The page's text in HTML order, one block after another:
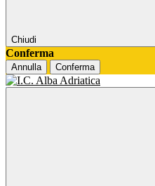
Chiudi
Conferma
Annulla Conferma